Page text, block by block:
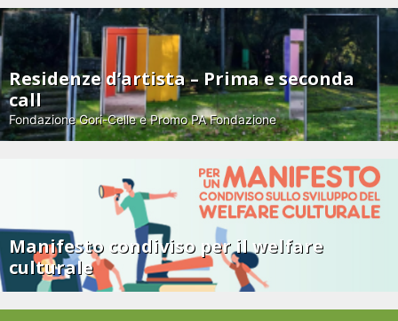
Residenze d’artista – Prima e seconda
call
Fondazione Gori-Celle e Promo PA Fondazione
Manifesto condiviso per il welfare
culturale